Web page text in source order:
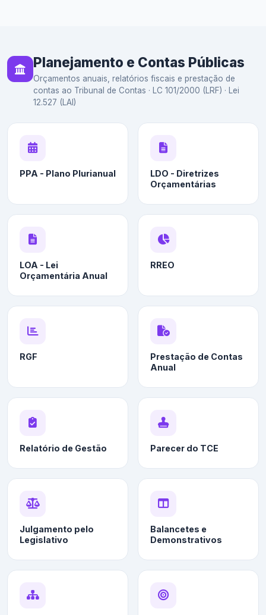
Planejamento e Contas Públicas
Orçamentos anuais, relatórios fiscais e prestação de
contas ao Tribunal de Contas · LC 101/2000 (LRF) · Lei
12.527 (LAI)
PPA - Plano Plurianual
LDO - Diretrizes
Orçamentárias
LOA - Lei
Orçamentária Anual
RREO
RGF
Prestação de Contas
Anual
Relatório de Gestão Parecer do TCE
Julgamento pelo
Legislativo
Balancetes e
Demonstrativos